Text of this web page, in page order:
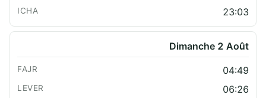
23:03
Dimanche 2 Août
04:49
06:26